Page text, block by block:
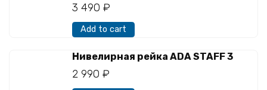
3 490 ₽
Add to cart
Нивелирная рейка ADA STAFF 3
2 990 ₽